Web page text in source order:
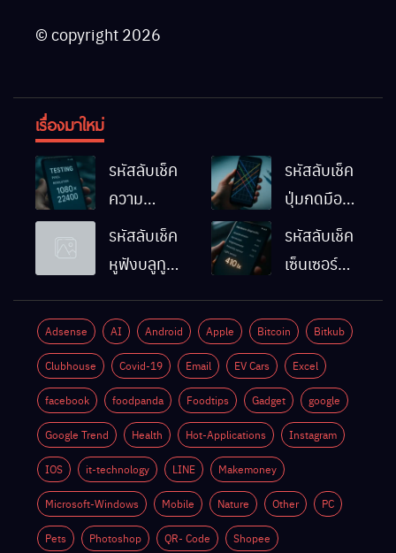
© copyright 2026
เรื่องมาใหม่
รหัสลับเช็ค
ความ
ละเอียดหน้า
จอมือถือ
รหัสลับเช็ค
ปุ่มกดมือถือ
Android
ทำงานปกติ
รหัสลับเช็ค
หูฟังบลูทูธ
Android
ด้วยตัวเอง
รหัสลับเช็ค
เซ็นเซอร์
Android
ทำงานปกติ
ไหม
Adsense AI Android Apple Bitcoin Bitkub
Clubhouse Covid-19 Email EV Cars Excel
facebook foodpanda Foodtips Gadget google
Google Trend Health Hot-Applications Instagram
IOS it-technology LINE Makemoney
Microsoft-Windows Mobile Nature Other PC
Pets Photoshop QR- Code Shopee